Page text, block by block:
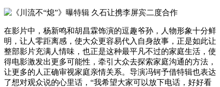
在影片中，杨新鸣和胡昌霖饰演的逗趣爷孙，人物形象十分鲜
明，让人零距离感，使大众更容易代入自身故事，正是如此让
整部影片充满人情味，也正是这种最平凡不过的家庭生活，使
得电影激发出更多可能性，牵引大众去探索家庭沟通的方法，
让更多的人正确审视家庭亲情关系。导演冯钶予借特辑也表达
了想对观众说的心里话，“我希望大家可以放下电话，好好看